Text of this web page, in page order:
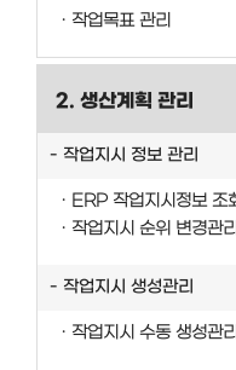
작업목표 관리
2. 생산계획 관리
작업지시 정보 관리
ERP 작업지시정보 조
작업지시 순위 변경관리
작업지시 생성관리
작업지시 수동 생성관리